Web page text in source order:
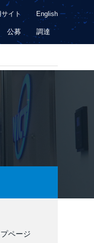
サイト English
公募 調達
ページ